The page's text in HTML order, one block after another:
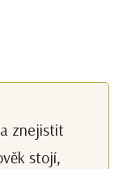
znejistit
stojí,